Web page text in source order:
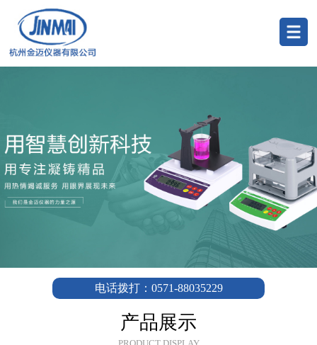
电话拨打：0571-88035229
产品展示